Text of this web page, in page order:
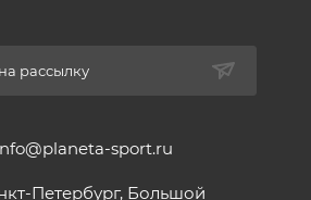
рассылку
sport.ru
Петербург, Большой